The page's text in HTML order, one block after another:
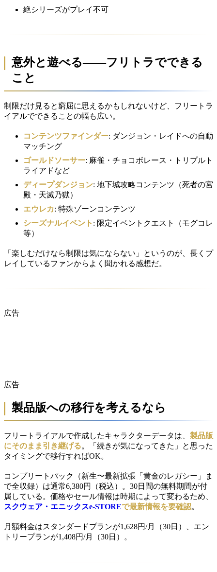
絶シリーズがプレイ不可
意外と遊べる——フリトラでできる
こと
制限だけ見ると窮屈に思えるかもしれないけど、フリートラ
イアルでできることの幅も広い。
コンテンツファインダー: ダンジョン・レイドへの自動
マッチング
ゴールドソーサー: 麻雀・チョコボレース・トリプルト
ライアドなど
ディープダンジョン: 地下城攻略コンテンツ（死者の宮
殿・天滅乃獄）
エウレカ: 特殊ゾーンコンテンツ
シーズナルイベント : 限定イベントクエスト（モグコレ
等）
「楽しむだけなら制限は気にならない」というのが、長くプ
レイしているファンからよく聞かれる感想だ。
広告
広告
製品版への移行を考えるなら
フリートライアルで作成したキャラクターデータは、 製品版
にそのまま引き継げる。「続きが気になってきた」と思った
タイミングで移行すればOK。
コンプリートパック（新生〜最新拡張「黄金のレガシー」ま
で全収録）は通常6,380円（税込）。30日間の無料期間が付
属している。価格やセール情報は時期によって変わるため、
スクウェア・エニックスe-STOREで最新情報を要確認。
月額料金はスタンダードプランが1,628円/月（30日）、エン
トリープランが1,408円/月（30日）。